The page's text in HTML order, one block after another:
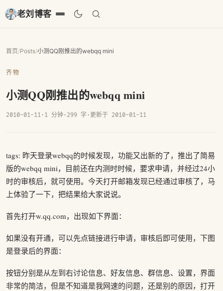
老刘博客
首页/Posts/小测QQ刚推出的webqq mini
齐物
小测QQ刚推出的webqq mini
2010-01-11· 1 分钟· 299 字 · 更新于 2010-01-11
tags: 昨天登录webqq的时候发现，功能又出新的了，推出了简易
版的webqq mini，目前还在内测时时候，要求申请，并经过24小
时的审核后，就可使用。今天打开邮箱发现已经通过审核了，马
上体验了一下，把结果给大家说说。
首先打开w.qq.com，出现如下界面：
如果没有开通，可以先点链接进行申请，审核后即可使用，下图
是登录后的界面：
按钮分别是从左到右讨论信息、好友信息、群信息、设置，界面
非常的简洁，但是不知道是我网速的问题，还是别的原因，打开